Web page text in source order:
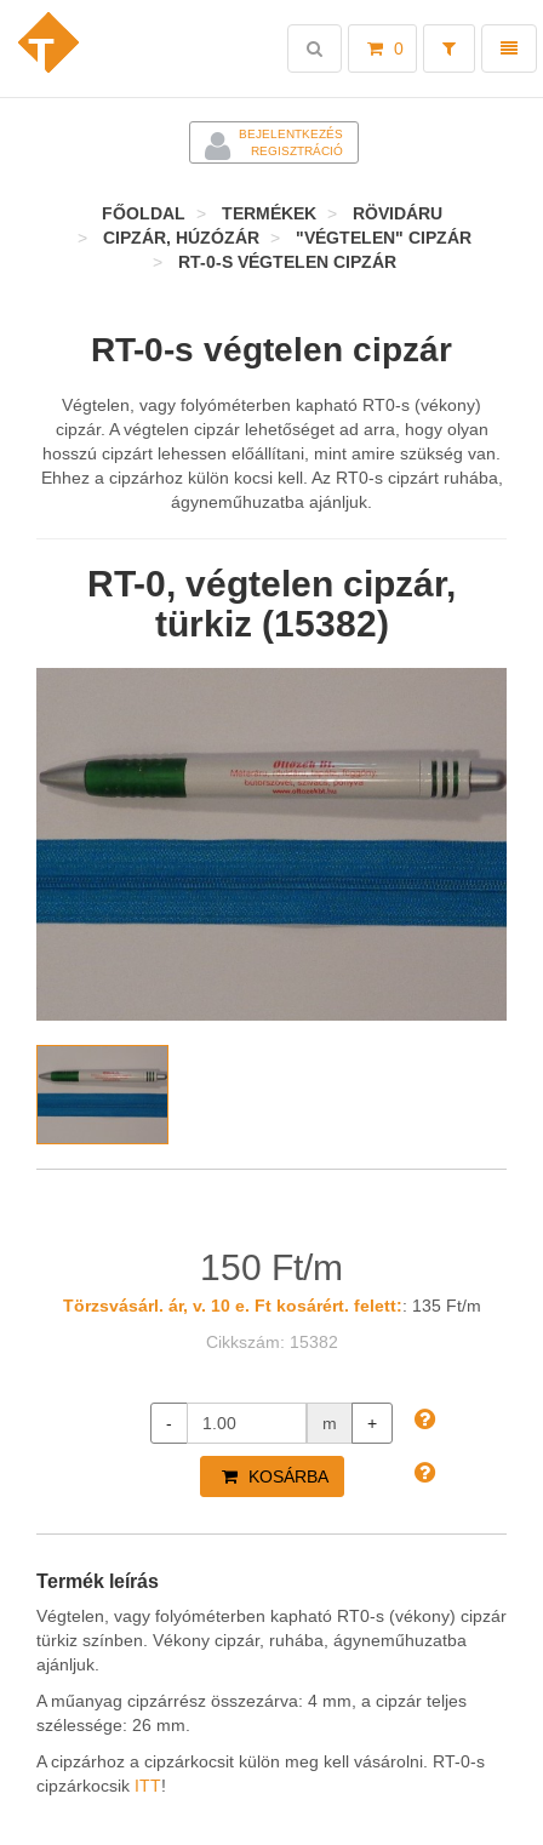
Toggle
0
Toggle
search
BEJELENTKEZÉS
REGISZTRÁCIÓ
FŐOLDAL TERMÉKEK
RÖVIDÁRU
CIPZÁR, HÚZÓZÁR
"VÉGTELEN" CIPZÁR
RT-0-S VÉGTELEN CIPZÁR
RT-0-s végtelen cipzár
Végtelen, vagy folyóméterben kapható RT0-s (vékony)
cipzár. A végtelen cipzár lehetőséget ad arra, hogy olyan
hosszú cipzárt lehessen előállítani, mint amire szükség van.
Ehhez a cipzárhoz külön kocsi kell. Az RT0-s cipzárt ruhába,
ágyneműhuzatba ajánljuk.
RT-0, végtelen cipzár,
türkiz (15382)
150 Ft/m
Törzsvásárl. ár, v. 10 e. Ft kosárért. felett:: 135 Ft/m
Cikkszám: 15382
- m +
KOSÁRBA
Termék leírás
Végtelen, vagy folyóméterben kapható RT0-s (vékony) cipzár
türkiz színben. Vékony cipzár, ruhába, ágyneműhuzatba
ajánljuk.
A műanyag cipzárrész összezárva: 4 mm, a cipzár teljes
szélessége: 26 mm.
A cipzárhoz a cipzárkocsit külön meg kell vásárolni. RT-0-s
cipzárkocsik ITT!